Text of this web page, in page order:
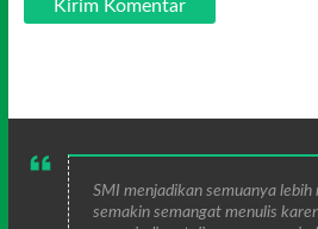
SMI menjadikan semuanya lebih
semakin semangat menulis